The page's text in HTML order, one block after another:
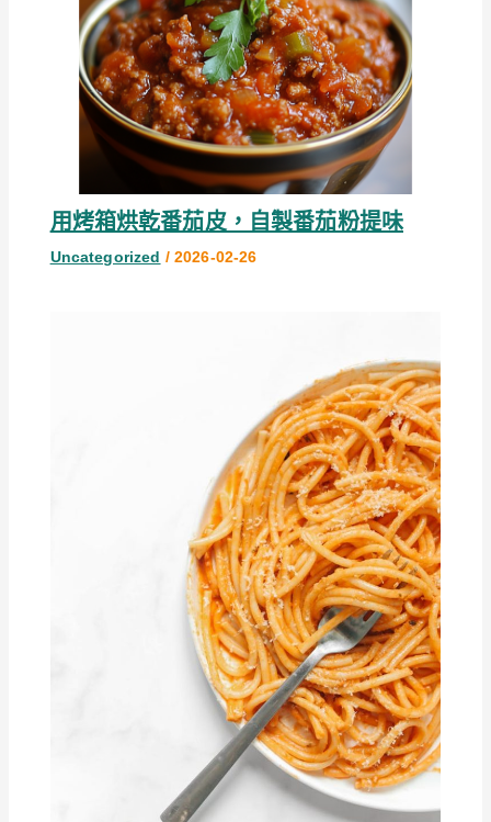
用烤箱烘乾番茄皮，自製番茄粉提味
Uncategorized / 2026-02-26